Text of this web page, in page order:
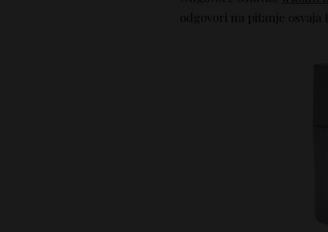
odgovori na pitanje